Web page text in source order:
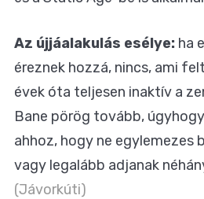
Az újjáalakulás esélye: ha
éreznek hozzá, nincs, ami
évek óta teljesen inaktív a
Bane pörög tovább,
ahhoz, hogy ne egylemezes
vagy legalább adjanak
(Jávorkúti)